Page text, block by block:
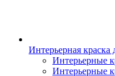
Интерьерная краска
Интерьерные
Интерьерные